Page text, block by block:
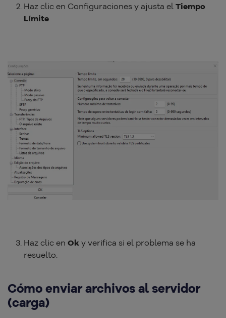
Haz clic en Configuraciones y ajusta el Tiempo
Límite
Haz clic en Ok y verifica si el problema se ha
resuelto.
Cómo enviar archivos al servidor
(carga)